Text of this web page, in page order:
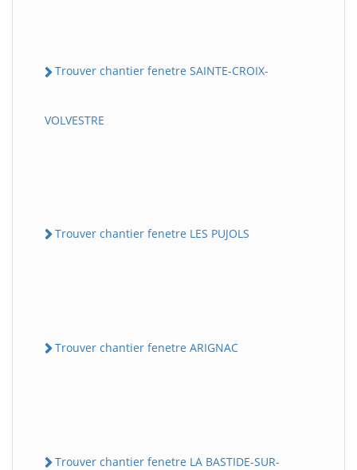
Trouver chantier fenetre SAINTE-CROIX-
VOLVESTRE
Trouver chantier fenetre LES PUJOLS
Trouver chantier fenetre ARIGNAC
Trouver chantier fenetre LA BASTIDE-SUR-